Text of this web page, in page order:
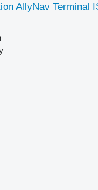
AllyNav Terminal